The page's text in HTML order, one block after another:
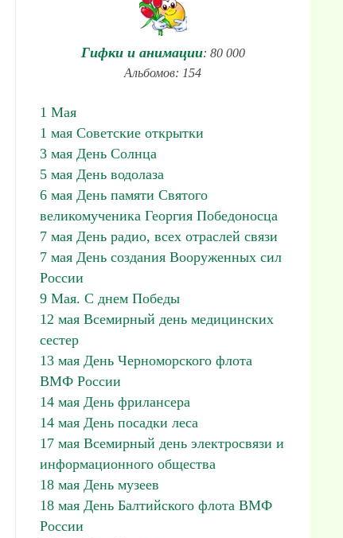
Гифки и анимации: 80 000
Альбомов: 154
1 Мая
1 мая Советские открытки
3 мая День Солнца
5 мая День водолаза
6 мая День памяти Святого
великомученика Георгия Победоносца
7 мая День радио, всех отраслей связи
7 мая День создания Вооруженных сил
России
9 Мая. С днем Победы
12 мая Всемирный день медицинских
сестер
13 мая День Черноморского флота
ВМФ России
14 мая День фрилансера
14 мая День посадки леса
17 мая Всемирный день электросвязи и
информационного общества
18 мая День музеев
18 мая День Балтийского флота ВМФ
России